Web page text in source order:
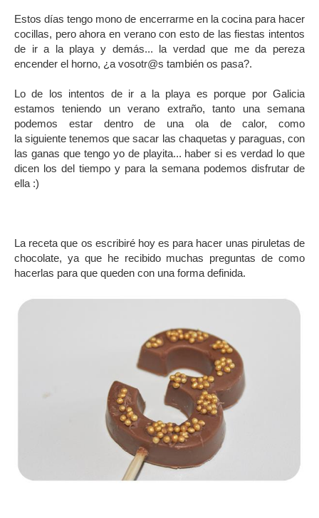
Estos días tengo mono de encerrarme en la cocina para hacer
cocillas, pero ahora en verano con esto de las fiestas intentos
de ir a la playa y demás... la verdad que me da pereza
encender el horno, ¿a vosotr@s también os pasa?.
Lo de los intentos de ir a la playa es porque por Galicia
estamos teniendo un verano extraño, tanto una semana
podemos estar dentro de una ola de calor, como
la siguiente tenemos que sacar las chaquetas y paraguas, con
las ganas que tengo yo de playita... haber si es verdad lo que
dicen los del tiempo y para la semana podemos disfrutar de
ella :)
La receta que os escribiré hoy es para hacer unas piruletas de
chocolate, ya que he recibido muchas preguntas de como
hacerlas para que queden con una forma definida.